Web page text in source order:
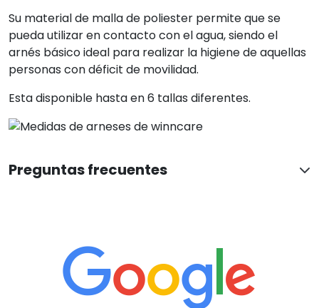
Su material de malla de poliester permite que se
pueda utilizar en contacto con el agua, siendo el
arnés básico ideal para realizar la higiene de aquellas
personas con déficit de movilidad.
Esta disponible hasta en 6 tallas diferentes.
Preguntas frecuentes